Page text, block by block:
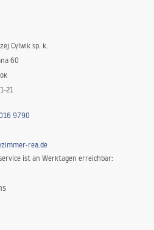
Cylwik sp. k.
60
21
9790
rea.de
ist an Werktagen erreichbar: